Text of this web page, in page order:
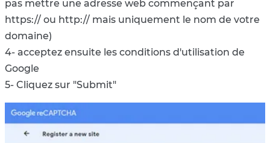
pas mettre une adresse web commençant par
https:// ou http:// mais uniquement le nom de votre
domaine)
4- acceptez ensuite les conditions d'utilisation de
Google
5- Cliquez sur "Submit"